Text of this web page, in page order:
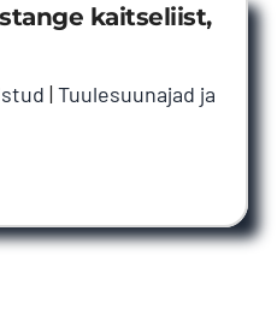
kaitseliist,
|Tuulesuunajad ja